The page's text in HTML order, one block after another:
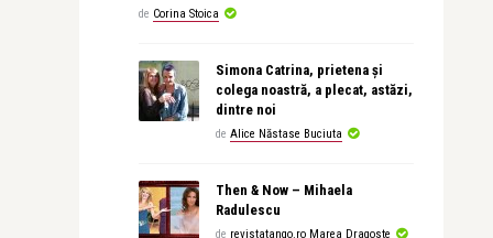
de Corina Stoica
Simona Catrina, prietena și
colega noastră, a plecat, astăzi,
dintre noi
de Alice Năstase Buciuta
Then & Now – Mihaela
Radulescu
de revistatango.ro Marea Dragoste